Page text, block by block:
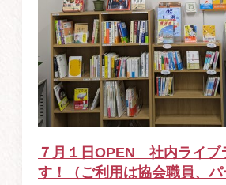
７月１日OPEN 社内ライブ
す！（ご利用は協会職員、